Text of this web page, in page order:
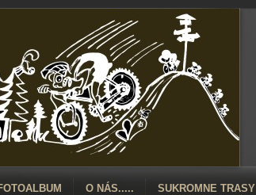
O NÁS..... SUKROMNE TRASY